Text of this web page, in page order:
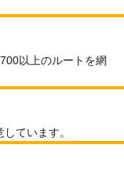
以上のルートを網
ています。